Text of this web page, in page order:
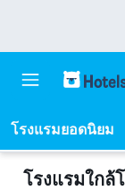
โรงแรมยอดนิยม
โรงแรมใกล้